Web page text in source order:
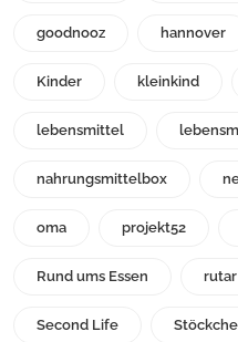
goodnooz hannover
Kinder kleinkind
lebensmittel
nahrungsmittelbox
oma projekt52
Rund ums Essen
Second Life